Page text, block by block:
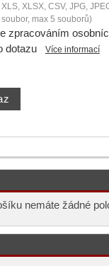
XLSX, CSV, JPG,
max 5 souborů)
zpracováním
dotazu
Více informací
nemáte žádné